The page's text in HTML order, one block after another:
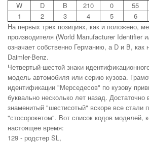
W
D B 210 0 55
1
2 3 4 5 6
На первых трех позициях, как и положено,
производителя (World Manufacturer Identifier
означает собственно Германию, а D и B, как
Daimler-Benz.
Четвертый-шестой знаки
модель автомобиля или серию кузова.
идентификации "Мерседесов" по кузову
буквально несколько лет назад. Достаточно
знаменитый "шестисотый" вскоре все стали
"стосорокетом". Вот список кодов моделей,
настоящее время:
129 - родстер SL,